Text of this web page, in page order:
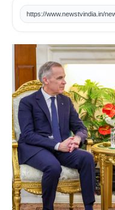
टेक
लाइफस्टाइल
कारोबार